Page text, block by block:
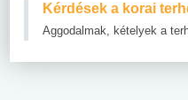
Kérdések a korai
Aggodalmak, kételyek a